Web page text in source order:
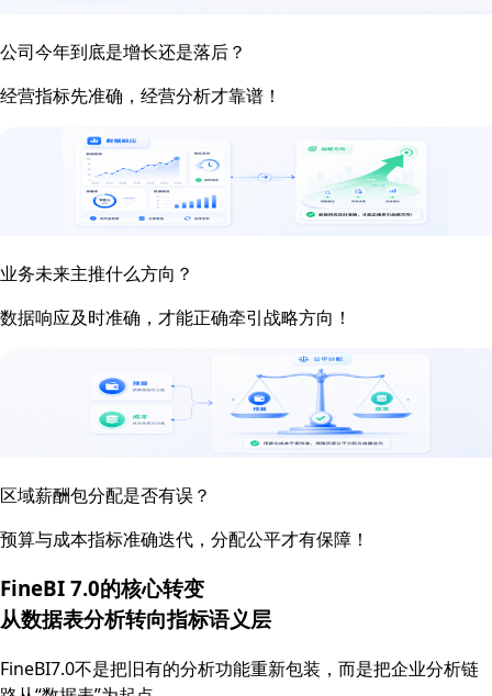
公司今年到底是增长还是落后？
经营指标先准确，经营分析才靠谱！
业务未来主推什么方向？
数据响应及时准确，才能正确牵引战略方向！
区域薪酬包分配是否有误？
预算与成本指标准确迭代，分配公平才有保障！
FineBI 7.0的核心转变
从数据表分析转向指标语义层
FineBI7.0不是把旧有的分析功能重新包装，而是把企业分析链